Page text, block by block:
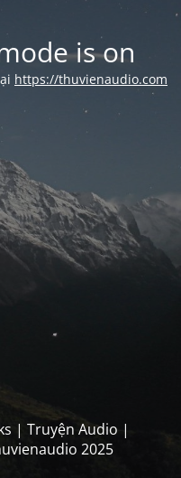
is on
https://thuvienaudio.com
| Truyện Audio |
2025